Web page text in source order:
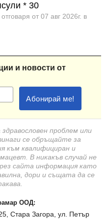
* 30
от 07 авг 2026г. в
и новости от
проблем или
се обръщайте за
към квалифициран и
В никакъв случай не
сайта информация като
дори и същата да се
ООД:
Стара Загора, ул. Петър